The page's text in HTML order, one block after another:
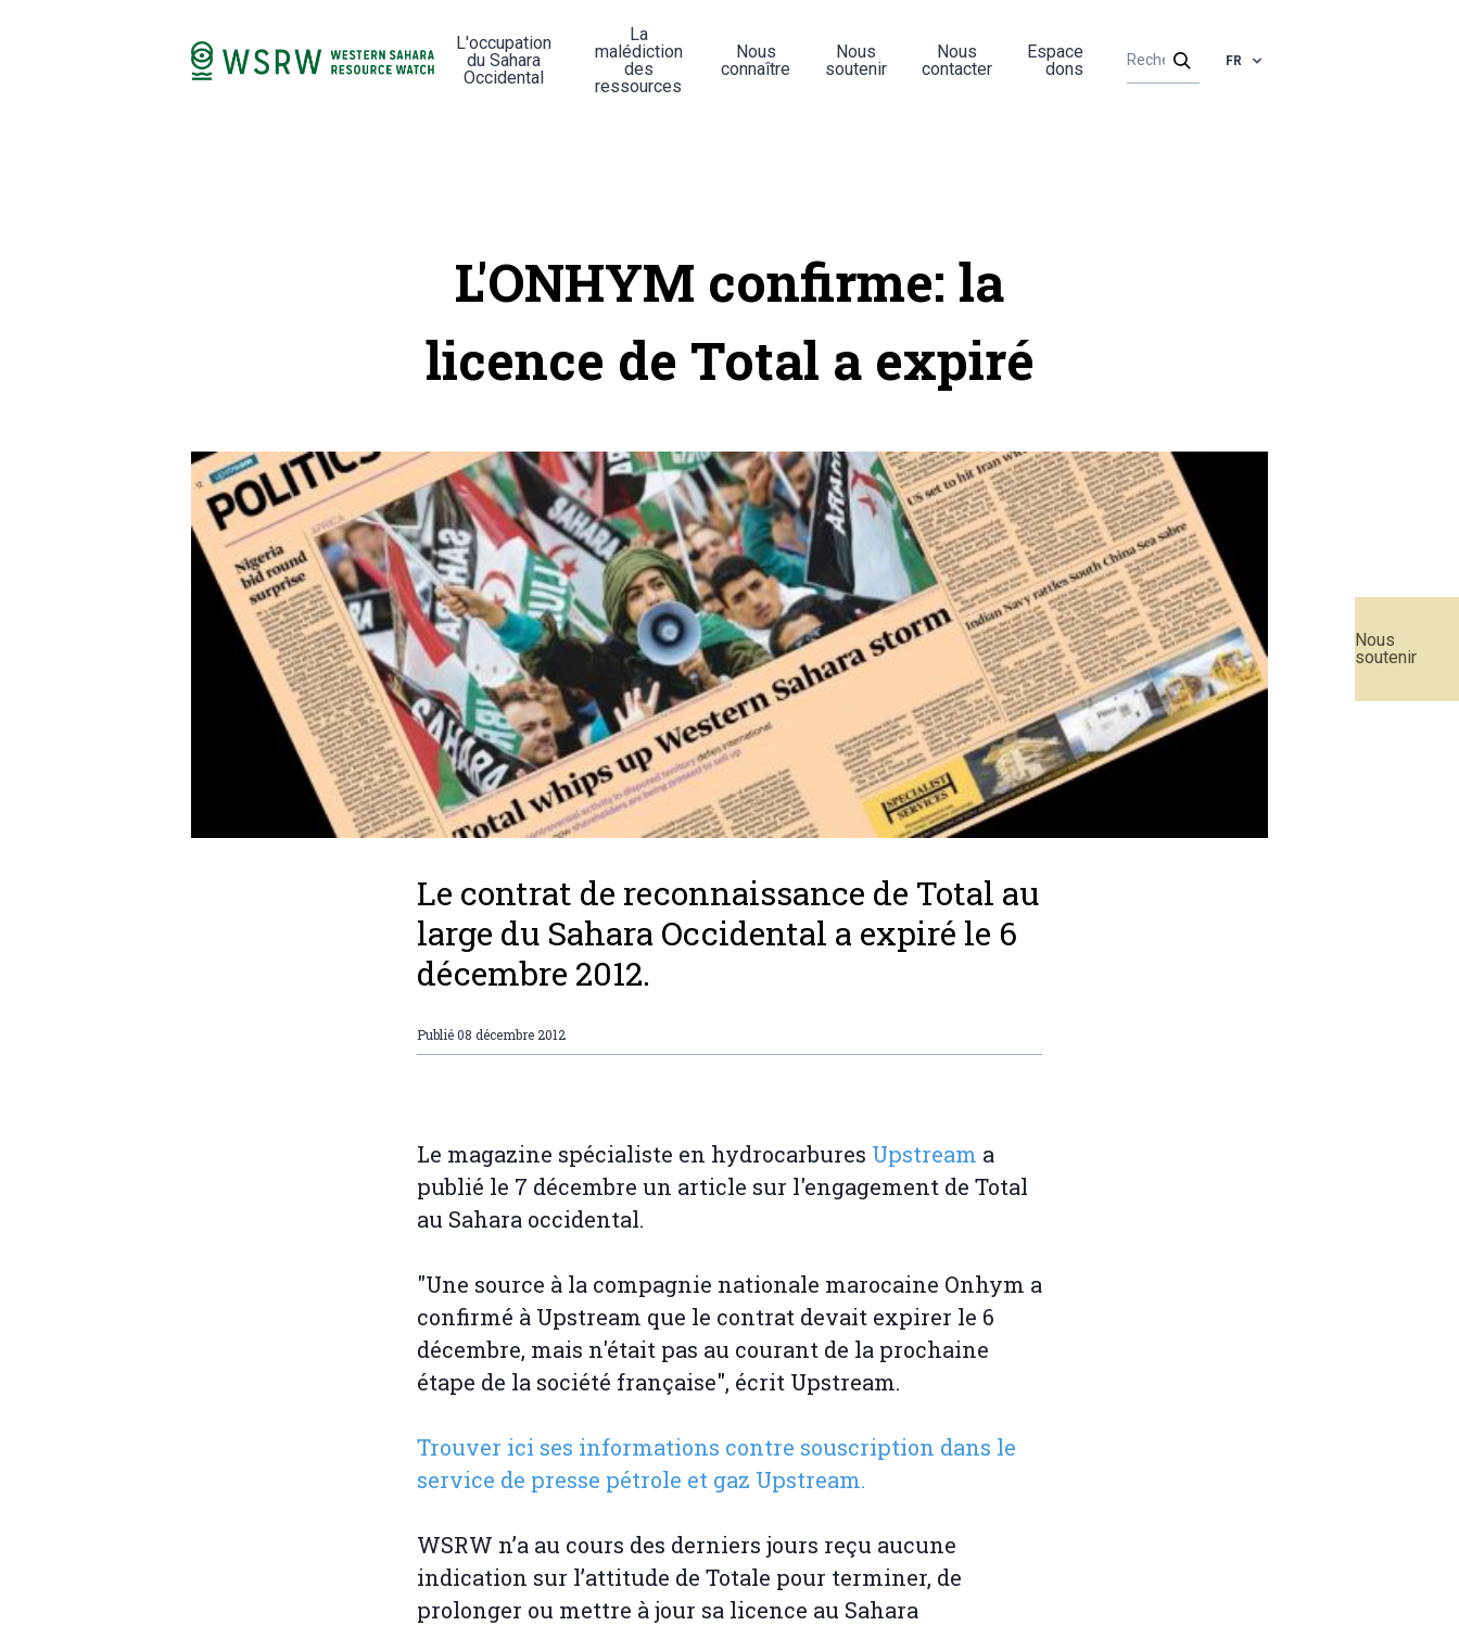
Nous
soutenir
L'occupation
du Sahara
Occidental
La
malédiction
des
ressources
Nous
connaître
Nous
soutenir
Nous
contacter
Espace
dons
FR
L'ONHYM confirme: la
licence de Total a expiré
Le contrat de reconnaissance de Total au
large du Sahara Occidental a expiré le 6
décembre 2012.
Publié08 décembre 2012
Le magazine spécialiste en hydrocarbures Upstream a
publié le 7 décembre un article sur l'engagement de Total
au Sahara occidental.
"Une source à la compagnie nationale marocaine Onhym a
confirmé à Upstream que le contrat devait expirer le 6
décembre, mais n'était pas au courant de la prochaine
étape de la société française", écrit Upstream.
Trouver ici ses informations contre souscription dans le
service de presse pétrole et gaz Upstream.
WSRW n’a au cours des derniers jours reçu aucune
indication sur l’attitude de Totale pour terminer, de
prolonger ou mettre à jour sa licence au Sahara